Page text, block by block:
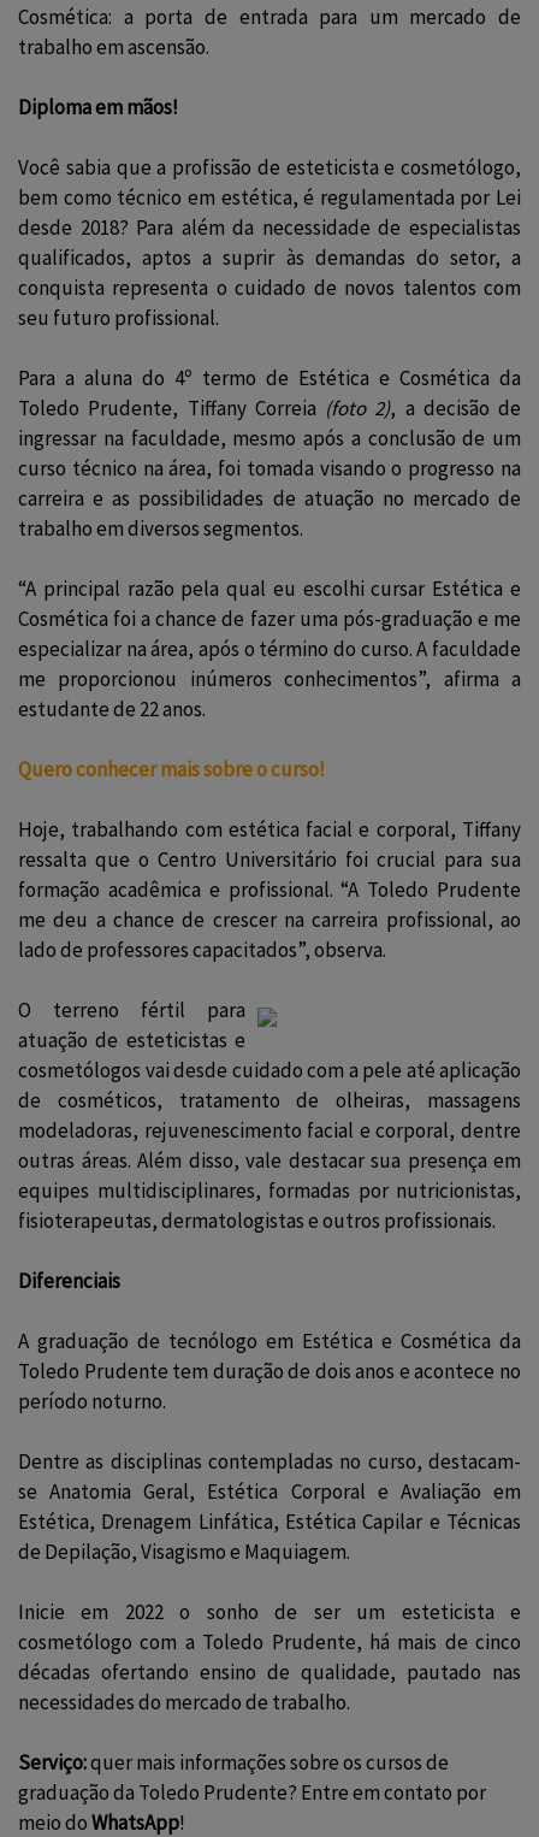
Cosmética: a porta de entrada para um mercado de
trabalho em ascensão.
Diploma em mãos!
Você sabia que a profissão de esteticista e cosmetólogo,
bem como técnico em estética, é regulamentada por Lei
desde 2018? Para além da necessidade de especialistas
qualificados, aptos a suprir às demandas do setor, a
conquista representa o cuidado de novos talentos com
seu futuro profissional.
Para a aluna do 4º termo de Estética e Cosmética da
Toledo Prudente, Tiffany Correia (foto 2), a decisão de
ingressar na faculdade, mesmo após a conclusão de um
curso técnico na área, foi tomada visando o progresso na
carreira e as possibilidades de atuação no mercado de
trabalho em diversos segmentos.
“A principal razão pela qual eu escolhi cursar Estética e
Cosmética foi a chance de fazer uma pós-graduação e me
especializar na área, após o término do curso. A faculdade
me proporcionou inúmeros conhecimentos”, afirma a
estudante de 22 anos.
Quero conhecer mais sobre o curso!
Hoje, trabalhando com estética facial e corporal, Tiffany
ressalta que o Centro Universitário foi crucial para sua
formação acadêmica e profissional. “A Toledo Prudente
me deu a chance de crescer na carreira profissional, ao
lado de professores capacitados”, observa.
O terreno fértil para
atuação de esteticistas e
cosmetólogos vai desde cuidado com a pele até aplicação
de cosméticos, tratamento de olheiras, massagens
modeladoras, rejuvenescimento facial e corporal, dentre
outras áreas. Além disso, vale destacar sua presença em
equipes multidisciplinares, formadas por nutricionistas,
fisioterapeutas, dermatologistas e outros profissionais.
Diferenciais
A graduação de tecnólogo em Estética e Cosmética da
Toledo Prudente tem duração de dois anos e acontece no
período noturno.
Dentre as disciplinas contempladas no curso, destacam-
se Anatomia Geral, Estética Corporal e Avaliação em
Estética, Drenagem Linfática, Estética Capilar e Técnicas
de Depilação, Visagismo e Maquiagem.
Inicie em 2022 o sonho de ser um esteticista e
cosmetólogo com a Toledo Prudente, há mais de cinco
décadas ofertando ensino de qualidade, pautado nas
necessidades do mercado de trabalho.
Serviço:quer mais informações sobre os cursos de
graduação da Toledo Prudente? Entre em contato por
meio doWhatsApp!